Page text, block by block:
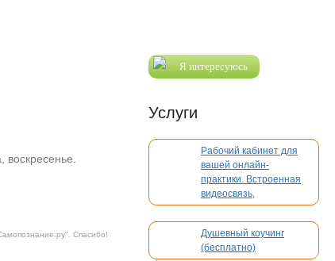
Я интересуюсь
Услуги
Рабочий кабинет для
вашей онлайн-
практики. Встроенная
видеосвязь,
бронирование,
платежи. Без
конкуренции
Душевный коучинг
(бесплатно)
воскресенье.
". Спасибо!